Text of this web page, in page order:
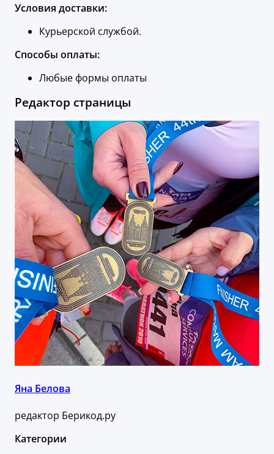
Условия доставки:
Курьерской службой.
Способы оплаты:
Любые формы оплаты
Редактор страницы
Яна Белова
редактор Берикод.ру
Категории